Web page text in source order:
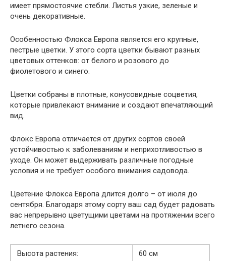
имеет прямостоячие стебли. Листья узкие, зеленые и
очень декоративные.
Особенностью Флокса Европа является его крупные,
пестрые цветки. У этого сорта цветки бывают разных
цветовых оттенков: от белого и розового до
фиолетового и синего.
Цветки собраны в плотные, конусовидные соцветия,
которые привлекают внимание и создают впечатляющий
вид.
Флокс Европа отличается от других сортов своей
устойчивостью к заболеваниям и неприхотливостью в
уходе. Он может выдерживать различные погодные
условия и не требует особого внимания садовода.
Цветение Флокса Европа длится долго – от июля до
сентября. Благодаря этому сорту ваш сад будет радовать
вас непрерывно цветущими цветами на протяжении всего
летнего сезона.
Высота растения:
60 см